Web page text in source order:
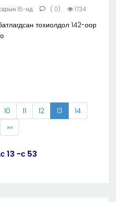
15-нд ( 0) 1734
тохиолдол 142-оор
10 11 12 13
14
»»
13 -с 53